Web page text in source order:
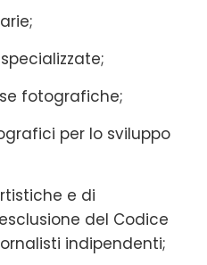
fotografiche;
per lo sviluppo
e di
del Codice
indipendenti;